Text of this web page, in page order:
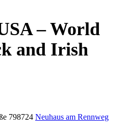
– World
and Irish
798724 Neuhaus am Rennweg